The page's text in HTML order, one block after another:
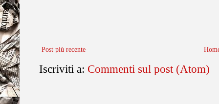
Post più recente
Iscriviti a: Commenti sul post (Atom)